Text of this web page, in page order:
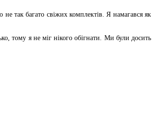
так багато свіжих комплектів. Я намагався як
тому я не міг нікого обігнати. Ми були досить